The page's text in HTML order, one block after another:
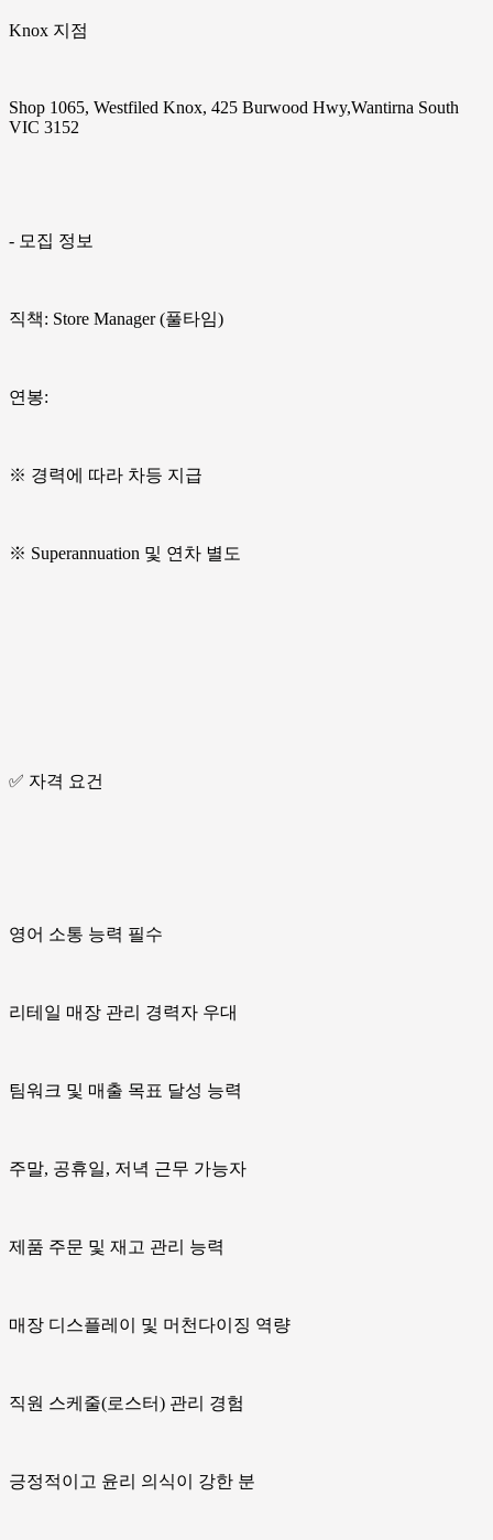
Knox 지점
Shop 1065, Westfiled Knox, 425 Burwood Hwy,Wantirna South
VIC 3152
- 모집 정보
직책: Store Manager (풀타임)
연봉:
※ 경력에 따라 차등 지급
※ Superannuation 및 연차 별도
✅ 자격 요건
영어 소통 능력 필수
리테일 매장 관리 경력자 우대
팀워크 및 매출 목표 달성 능력
주말, 공휴일, 저녁 근무 가능자
제품 주문 및 재고 관리 능력
매장 디스플레이 및 머천다이징 역량
직원 스케줄(로스터) 관리 경험
긍정적이고 윤리 의식이 강한 분